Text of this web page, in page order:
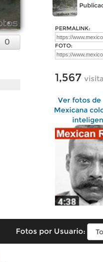
0
PERMALINK:
FOTO:
1,567
Ver fotos de
Mexicana
Fotos por Usuario: